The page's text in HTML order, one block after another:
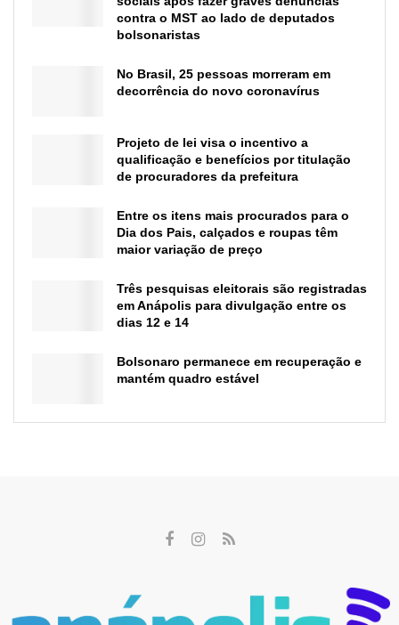
contra o MST ao lado de deputados
bolsonaristas
No Brasil, 25 pessoas morreram em
decorrência do novo coronavírus
Projeto de lei visa o incentivo a
qualificação e benefícios por titulação
de procuradores da prefeitura
Entre os itens mais procurados para o
Dia dos Pais, calçados e roupas têm
maior variação de preço
Três pesquisas eleitorais são registradas
em Anápolis para divulgação entre os
dias 12 e 14
Bolsonaro permanece em recuperação e
mantém quadro estável